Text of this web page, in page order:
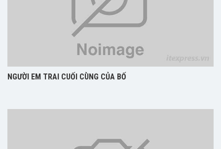
NGƯỜI EM TRAI CUỐI CÙNG CỦA BỐ